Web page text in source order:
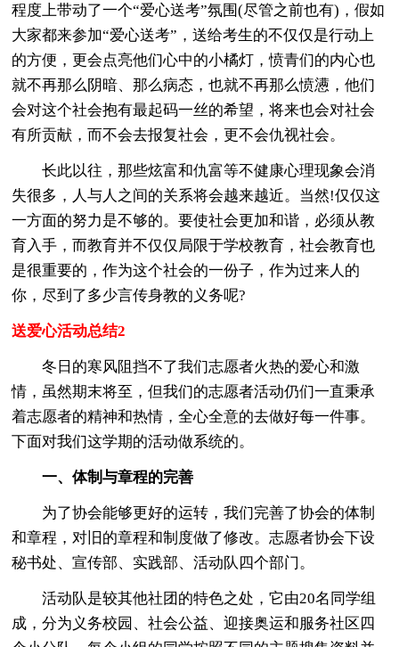
程度上带动了一个“爱心送考”氛围(尽管之前也有)，假如
大家都来参加“爱心送考”，送给考生的不仅仅是行动上
的方便，更会点亮他们心中的小橘灯，愤青们的内心也
就不再那么阴暗、那么病态，也就不再那么愤懑，他们
会对这个社会抱有最起码一丝的希望，将来也会对社会
有所贡献，而不会去报复社会，更不会仇视社会。
长此以往，那些炫富和仇富等不健康心理现象会消
失很多，人与人之间的关系将会越来越近。当然!仅仅这
一方面的努力是不够的。要使社会更加和谐，必须从教
育入手，而教育并不仅仅局限于学校教育，社会教育也
是很重要的，作为这个社会的一份子，作为过来人的
你，尽到了多少言传身教的义务呢?
送爱心活动总结2
冬日的寒风阻挡不了我们志愿者火热的爱心和激
情，虽然期末将至，但我们的志愿者活动仍们一直秉承
着志愿者的精神和热情，全心全意的去做好每一件事。
下面对我们这学期的活动做系统的。
一、体制与章程的完善
为了协会能够更好的运转，我们完善了协会的体制
和章程，对旧的章程和制度做了修改。志愿者协会下设
秘书处、宣传部、实践部、活动队四个部门。
活动队是较其他社团的特色之处，它由20名同学组
成，分为义务校园、社会公益、迎接奥运和服务社区四